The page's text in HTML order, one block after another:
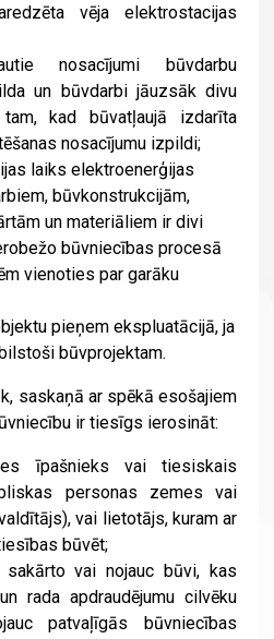
vēja elektrostacijas
nosacījumi būvdarbu
un būvdarbi jāuzsāk divu
kad būvatļaujā izdarīta
nosacījumu izpildi;
laiks elektroenerģijas
būvkonstrukcijām,
un materiāliem ir divi
būvniecības procesā
vienoties par garāku
pieņem ekspluatācijā, ja
būvprojektam.
saskaņā ar spēkā esošajiem
ir tiesīgs ierosināt:
īpašnieks vai tiesiskais
personas zemes vai
vai lietotājs, kuram ar
būvēt;
vai nojauc būvi, kas
rada apdraudējumu cilvēku
patvaļīgās būvniecības